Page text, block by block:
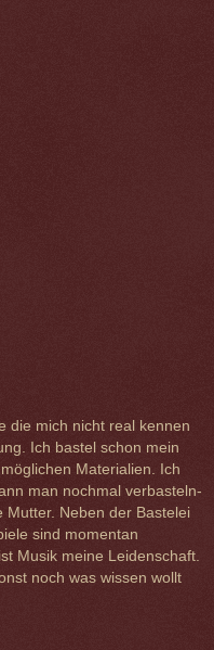
die mich nicht real kennen
Ich bastel schon mein
Materialien. Ich
man nochmal verbasteln-
Mutter. Neben der Bastelei
sind momentan
Musik meine Leidenschaft.
noch was wissen wollt